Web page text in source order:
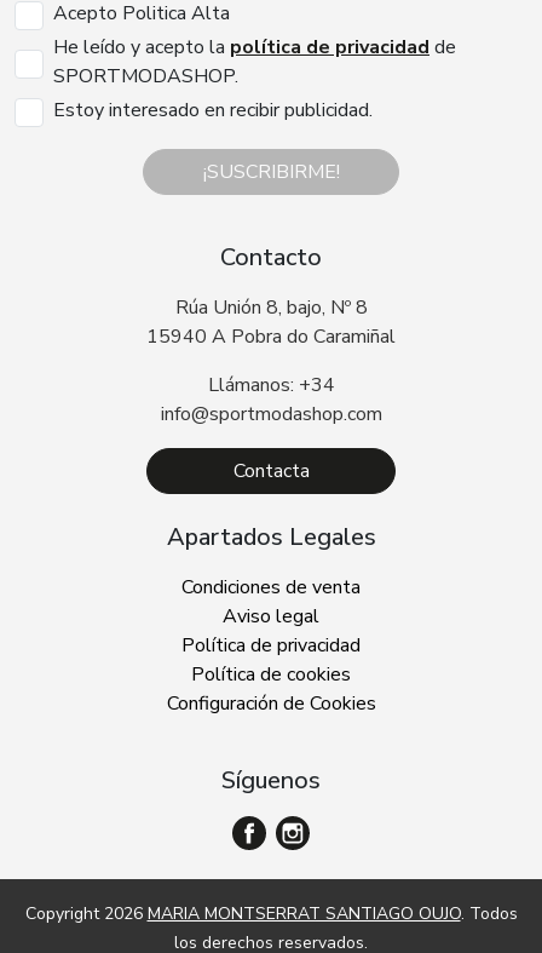
Acepto Politica Alta
He leído y acepto la política de privacidad de
SPORTMODASHOP.
Estoy interesado en recibir publicidad.
¡SUSCRIBIRME!
Contacto
Rúa Unión 8, bajo, Nº 8
15940 A Pobra do Caramiñal
Llámanos: +34
info@sportmodashop.com
Contacta
Apartados Legales
Condiciones de venta
Aviso legal
Política de privacidad
Política de cookies
Configuración de Cookies
Síguenos
Copyright 2026 MARIA MONTSERRAT SANTIAGO OUJO. Todos
los derechos reservados.